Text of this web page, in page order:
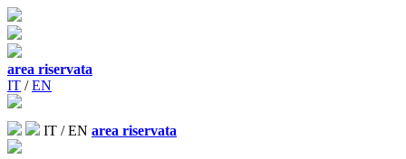
area riservata
IT /EN
IT /EN area riservata